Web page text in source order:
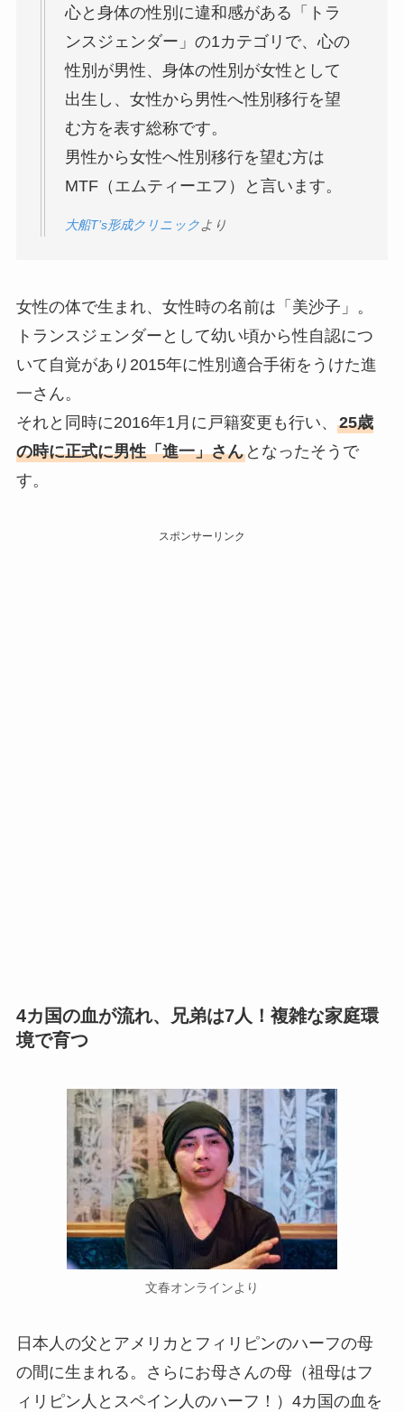
心と身体の性別に違和感がある「トラ
ンスジェンダー」の1カテゴリで、心の
性別が男性、身体の性別が女性として
出生し、女性から男性へ性別移行を望
む方を表す総称です。
男性から女性へ性別移行を望む方は
MTF（エムティーエフ）と言います。
大船T’s形成クリニックより
女性の体で生まれ、女性時の名前は「美沙子」。
トランスジェンダーとして幼い頃から性自認につ
いて自覚があり2015年に性別適合手術をうけた進
一さん。
それと同時に2016年1月に戸籍変更も行い、 25歳
の時に正式に男性「進一」さんとなったそうで
す。
スポンサーリンク
4カ国の血が流れ、兄弟は7人！複雑な家庭環
境で育つ
文春オンラインより
日本人の父とアメリカとフィリピンのハーフの母
の間に生まれる。さらにお母さんの母（祖母はフ
ィリピン人とスペイン人のハーフ！）4カ国の血を